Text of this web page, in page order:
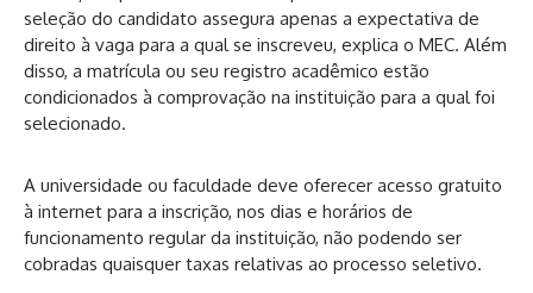
seleção do candidato assegura apenas a expectativa de
direito à vaga para a qual se inscreveu, explica o MEC. Além
disso, a matrícula ou seu registro acadêmico estão
condicionados à comprovação na instituição para a qual foi
selecionado.
A universidade ou faculdade deve oferecer acesso gratuito
à internet para a inscrição, nos dias e horários de
funcionamento regular da instituição, não podendo ser
cobradas quaisquer taxas relativas ao processo seletivo.